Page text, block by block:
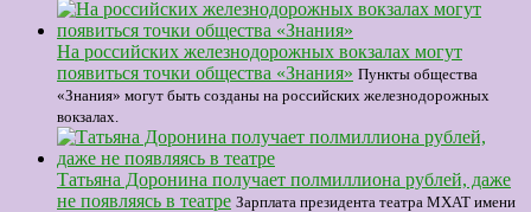
На российских железнодорожных вокзалах могут
появиться точки общества «Знания» Пункты общества
«Знания» могут быть созданы на российских железнодорожных
вокзалах.
Татьяна Доронина получает полмиллиона рублей, даже
не появляясь в театре Зарплата президента театра МХАТ имени